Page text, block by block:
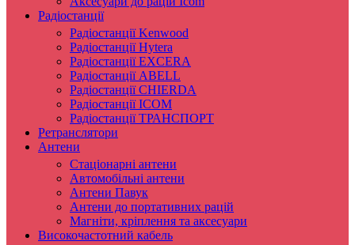
Радіостанції
Радіостанції Kenwood
Радіостанції Hytera
Радіостанції EXCERA
Радіостанції ABELL
Радіостанції CHIERDA
Радіостанції ICOM
Радіостанції ТРАНСПОРТ
Ретранслятори
Антени
Стаціонарні антени
Автомобільні антени
Антени Павук
Антени до портативних рацій
Магніти, кріплення та аксесуари
Високочастотний кабель